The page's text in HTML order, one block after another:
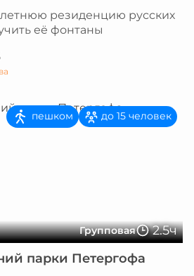
летнюю резиденцию русских
её фонтаны
Групповая 2.5ч
пешком до 15 человек
парки Петергофа